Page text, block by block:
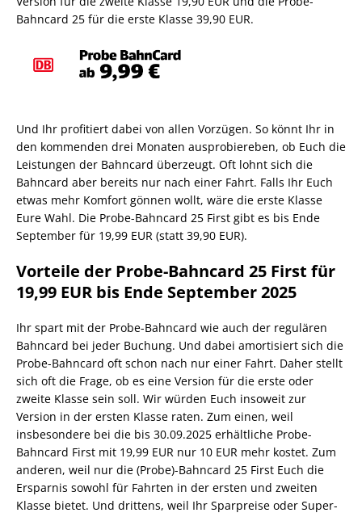
Bahncard 25 für die erste Klasse 39,90 EUR.
Und Ihr profitiert dabei von allen Vorzügen. So könnt Ihr in
den kommenden drei Monaten ausprobiereben, ob Euch die
Leistungen der Bahncard überzeugt. Oft lohnt sich die
Bahncard aber bereits nur nach einer Fahrt. Falls Ihr Euch
etwas mehr Komfort gönnen wollt, wäre die erste Klasse
Eure Wahl. Die Probe-Bahncard 25 First gibt es bis Ende
September für 19,99 EUR (statt 39,90 EUR).
Vorteile der Probe-Bahncard 25 First für
19,99 EUR bis Ende September 2025
Ihr spart mit der Probe-Bahncard wie auch der regulären
Bahncard bei jeder Buchung. Und dabei amortisiert sich die
Probe-Bahncard oft schon nach nur einer Fahrt. Daher stellt
sich oft die Frage, ob es eine Version für die erste oder
zweite Klasse sein soll. Wir würden Euch insoweit zur
Version in der ersten Klasse raten. Zum einen, weil
insbesondere bei die bis 30.09.2025 erhältliche Probe-
Bahncard First mit 19,99 EUR nur 10 EUR mehr kostet. Zum
anderen, weil nur die (Probe)-Bahncard 25 First Euch die
Ersparnis sowohl für Fahrten in der ersten und zweiten
Klasse bietet. Und drittens, weil Ihr Sparpreise oder Super-